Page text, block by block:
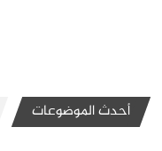
أحدث الموضوعات